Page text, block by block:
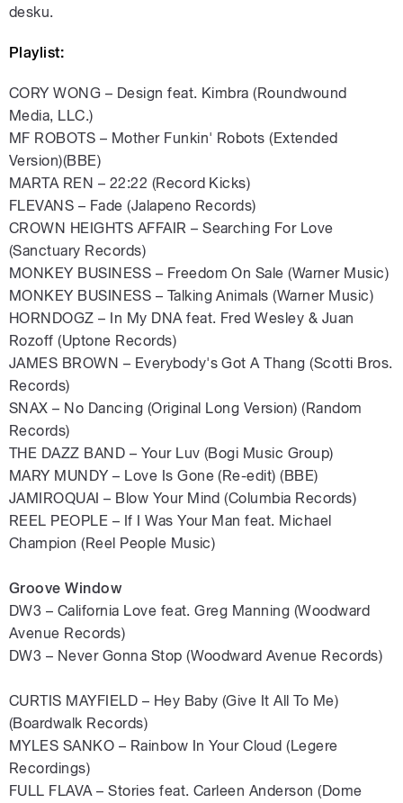
desku.
Playlist:
CORY WONG – Design feat. Kimbra (Roundwound
Media, LLC.)
MF ROBOTS – Mother Funkin' Robots (Extended
Version)(BBE)
MARTA REN – 22:22 (Record Kicks)
FLEVANS – Fade (Jalapeno Records)
CROWN HEIGHTS AFFAIR – Searching For Love
(Sanctuary Records)
MONKEY BUSINESS – Freedom On Sale (Warner Music)
MONKEY BUSINESS – Talking Animals (Warner Music)
HORNDOGZ – In My DNA feat. Fred Wesley & Juan
Rozoff (Uptone Records)
JAMES BROWN – Everybody's Got A Thang (Scotti Bros.
Records)
SNAX – No Dancing (Original Long Version) (Random
Records)
THE DAZZ BAND – Your Luv (Bogi Music Group)
MARY MUNDY – Love Is Gone (Re-edit) (BBE)
JAMIROQUAI – Blow Your Mind (Columbia Records)
REEL PEOPLE – If I Was Your Man feat. Michael
Champion (Reel People Music)
Groove Window
DW3 – California Love feat. Greg Manning (Woodward
Avenue Records)
DW3 – Never Gonna Stop (Woodward Avenue Records)
CURTIS MAYFIELD – Hey Baby (Give It All To Me)
(Boardwalk Records)
MYLES SANKO – Rainbow In Your Cloud (Legere
Recordings)
FULL FLAVA – Stories feat. Carleen Anderson (Dome